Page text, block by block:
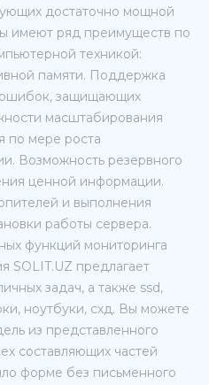
достаточно мощной
имеют ряд преимуществ по
техникой:
памяти. Поддержка
ошибок, защищающих
масштабирования
по мере роста
Возможность резервного
ценной информации.
и выполнения
работы сервера.
функций мониторинга
SOLIT.UZ предлагает
задач, а также ssd,
ноутбуки, схд. Вы можете
из представленного
составляющих частей
форме без письменного